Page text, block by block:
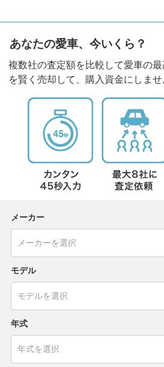
あなたの愛車、今いくら？
複数社の査定額を比較して愛車の
を賢く売却して、購入資金にしませ
メーカー
モデル
年式